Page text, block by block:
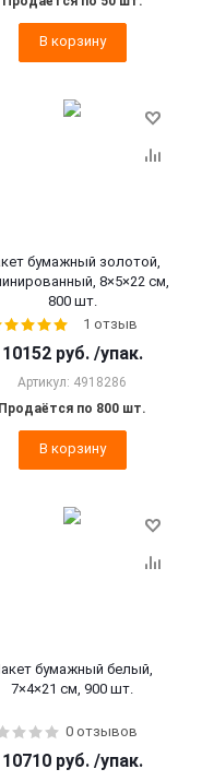
В корзину
бумажный золотой,
8×5×22 см,
800 шт.
1 отзыв
10152 руб. /упак.
Артикул: 4918286
Продаётся по 800 шт.
В корзину
бумажный белый,
7×4×21 см, 900 шт.
0 отзывов
10710 руб. /упак.